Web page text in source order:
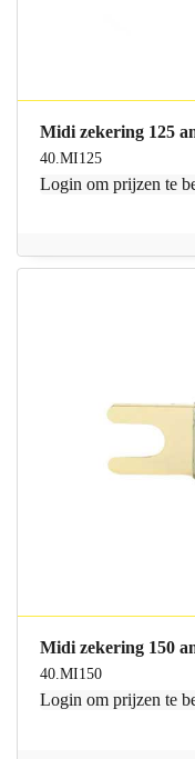
Midi zekering 125
40.MI125
Login om prijzen te
Midi zekering 150
40.MI150
Login om prijzen te